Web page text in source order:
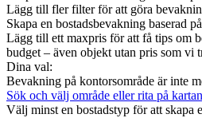
Lägg till fler filter för att göra
Skapa en bostadsbevakning baserad
Lägg till ett maxpris för att få tips om
budget – även objekt utan pris som vi
Dina val:
Bevakning på kontorsområde är inte
Sök och välj område eller rita på
Välj minst en bostadstyp för att skapa